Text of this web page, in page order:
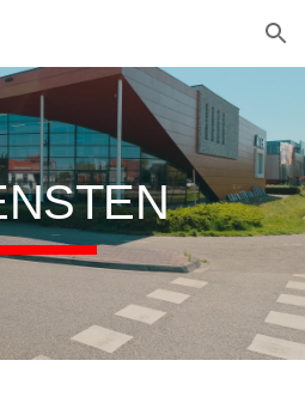
Skip to navigation